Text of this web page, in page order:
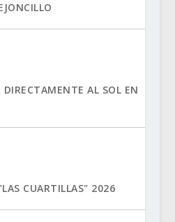
DIRECTAMENTE AL SOL EN
CUARTILLAS" 2026